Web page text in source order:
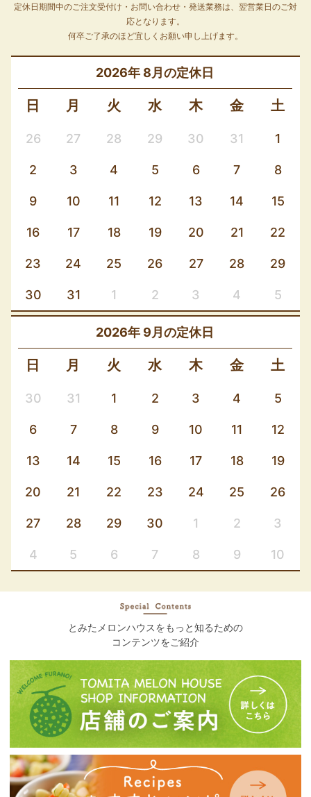
定休日期間中のご注文受付け・お問い合わせ・発送業務は、翌営業日のご対
応となります。
何卒ご了承のほど宜しくお願い申し上げます。
2026年 8月
日 月 火 水 木 金 土
26 27 28 29 30 31 1
2 3 4 5 6 7 8
9 10 11 12 13 14 15
16 17 18 19 20 21 22
23 24 25 26 27 28 29
30 31 1 2 3 4 5
2026年 9月
日 月 火 水 木 金 土
30 31 1 2 3 4 5
6 7 8 9 10 11 12
13 14 15 16 17 18 19
20 21 22 23 24 25 26
27 28 29 30 1 2 3
4 5 6 7 8 9 10
とみたメロンハウスをもっと知るための
コンテンツをご紹介